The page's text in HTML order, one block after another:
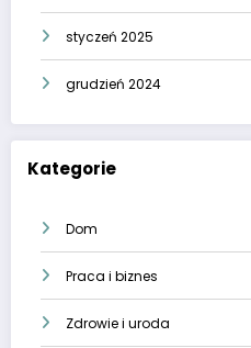
styczeń 2025
grudzień 2024
Kategorie
Dom
Praca i biznes
Zdrowie i uroda